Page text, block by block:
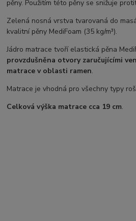
pěny. Použitím této pěny se snižuje
Zelená nosná vrstva tvarovaná do
kvalitní pěny MediFoam (35 kg/m³).
Jádro matrace tvoří elastická pěna
provzdušněna otvory zaručujícími
matrace v oblasti ramen.
Matrace je vhodná pro všechny typy
Celková výška matrace cca 19 cm.